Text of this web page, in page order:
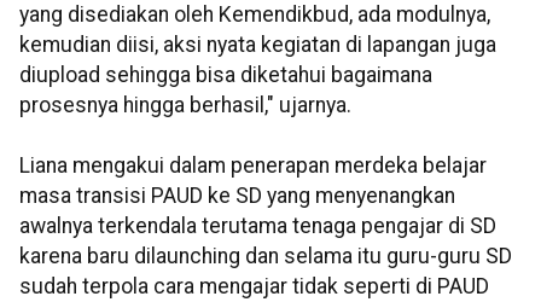
yang disediakan oleh Kemendikbud, ada modulnya,
kemudian diisi, aksi nyata kegiatan di lapangan juga
diupload sehingga bisa diketahui bagaimana
prosesnya hingga berhasil," ujarnya.
Liana mengakui dalam penerapan merdeka belajar
masa transisi PAUD ke SD yang menyenangkan
awalnya terkendala terutama tenaga pengajar di SD
karena baru dilaunching dan selama itu guru-guru SD
sudah terpola cara mengajar tidak seperti di PAUD